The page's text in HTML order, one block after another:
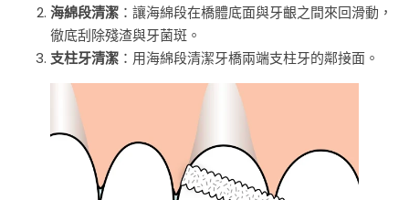
海綿段清潔 ：讓海綿段在橋體底面與牙齦之間來回滑動，
徹底刮除殘渣與牙菌斑。
支柱牙清潔 ：用海綿段清潔牙橋兩端支柱牙的鄰接面。